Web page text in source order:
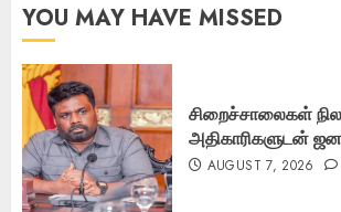
YOU MAY HAVE MISSED
சிறைச்சாலைகள்
அதிகாரிகளுடன்
AUGUST 7, 2026